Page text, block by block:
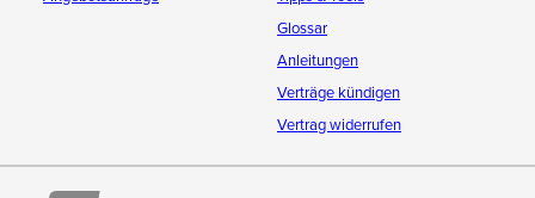
Glossar
Anleitungen
Verträge kündigen
Vertrag widerrufen